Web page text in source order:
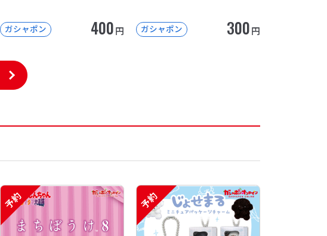
ガシャポン 400円 ガシャポン 300円
予約 予約